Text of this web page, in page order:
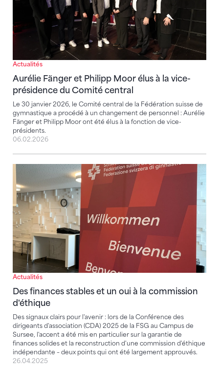
Actualités
Aurélie Fänger et Philipp Moor élus à la vice-
présidence du Comité central
Le 30 janvier 2026, le Comité central de la Fédération suisse de
gymnastique a procédé à un changement de personnel : Aurélie
Fänger et Philipp Moor ont été élus à la fonction de vice-
présidents.
06.02.2026
Actualités
Des finances stables et un oui à la commission
d'éthique
Des signaux clairs pour l'avenir : lors de la Conférence des
dirigeants d'association (CDA) 2025 de la FSG au Campus de
Sursee, l'accent a été mis en particulier sur la garantie de
finances solides et la reconstruction d'une commission d'éthique
indépendante – deux points qui ont été largement approuvés.
Des finances stables et un oui à la commission
26.04.2025